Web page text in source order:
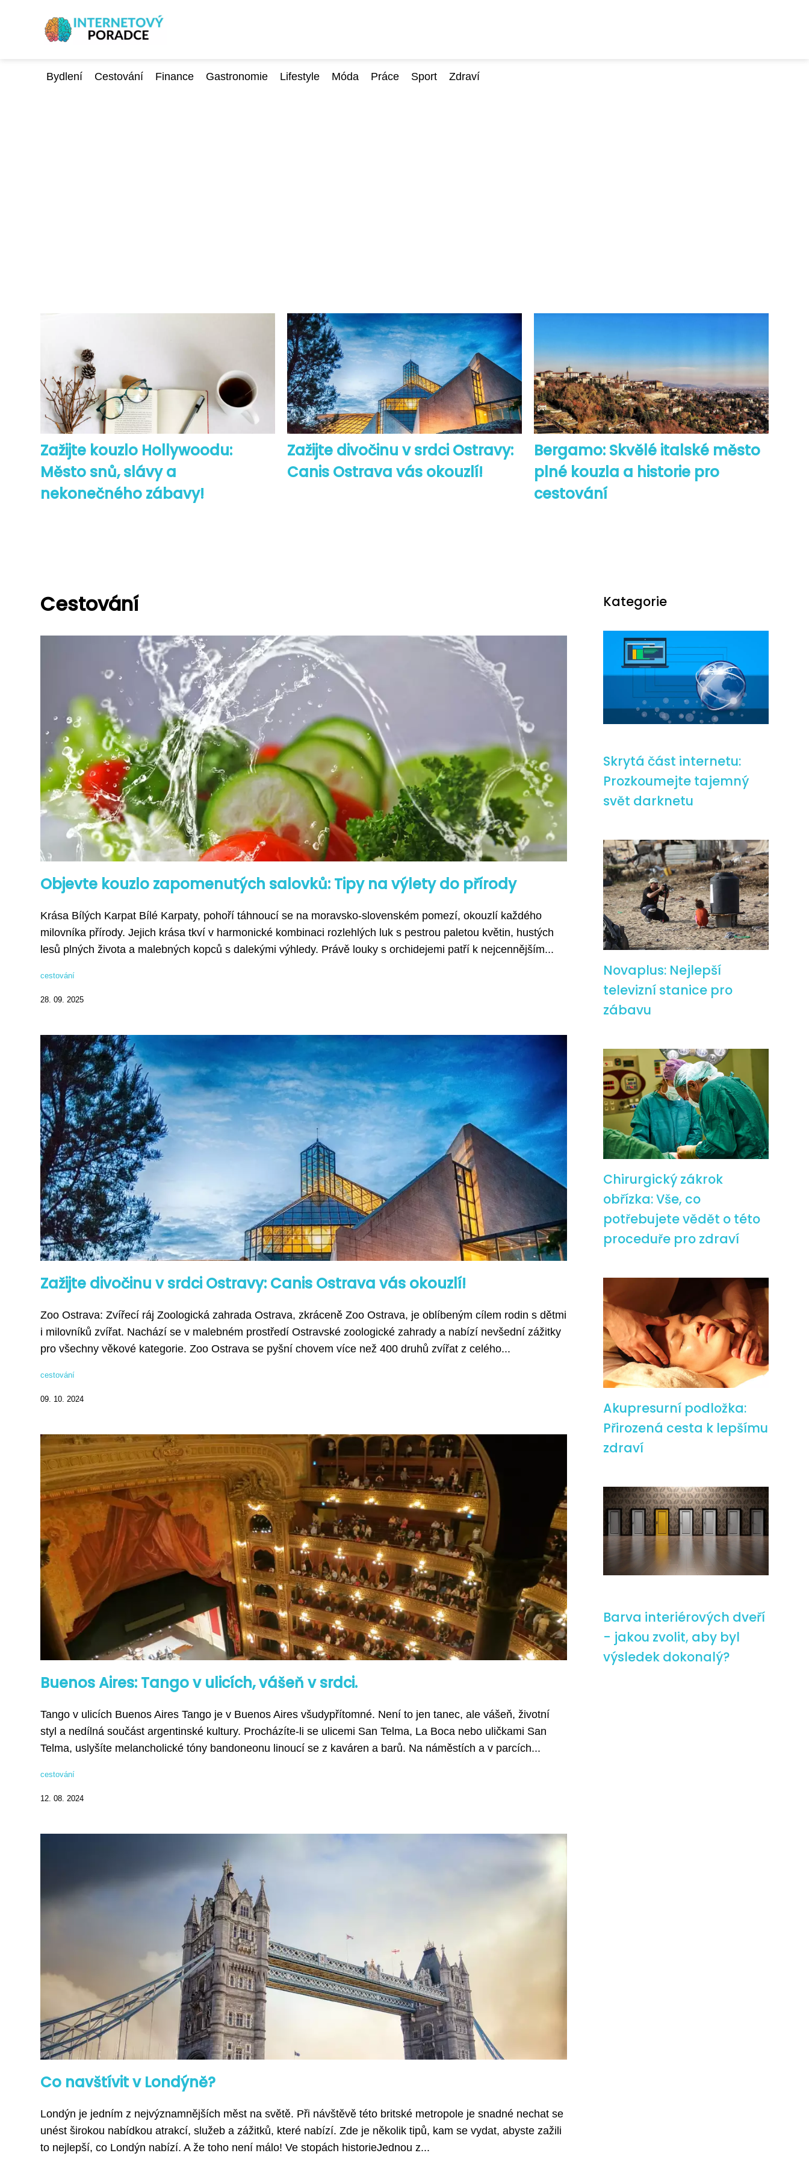
Bydlení Cestování Finance Gastronomie Lifestyle Móda Práce Sport Zdraví
Zažijte kouzlo Hollywoodu:
Město snů, slávy a
nekonečného zábavy!
Zažijte divočinu v srdci Ostravy:
Canis Ostrava vás okouzlí!
Bergamo: Skvělé italské město
plné kouzla a historie pro
cestování
Cestování
Objevte kouzlo zapomenutých salovků: Tipy na výlety do přírody
Krása Bílých Karpat Bílé Karpaty, pohoří táhnoucí se na moravsko-slovenském pomezí, okouzlí každého
milovníka přírody. Jejich krása tkví v harmonické kombinaci rozlehlých luk s pestrou paletou květin, hustých
lesů plných života a malebných kopců s dalekými výhledy. Právě louky s orchidejemi patří k nejcennějším...
cestování
28. 09. 2025
Zažijte divočinu v srdci Ostravy: Canis Ostrava vás okouzlí!
Zoo Ostrava: Zvířecí ráj Zoologická zahrada Ostrava, zkráceně Zoo Ostrava, je oblíbeným cílem rodin s dětmi
i milovníků zvířat. Nachází se v malebném prostředí Ostravské zoologické zahrady a nabízí nevšední zážitky
pro všechny věkové kategorie. Zoo Ostrava se pyšní chovem více než 400 druhů zvířat z celého...
cestování
09. 10. 2024
Buenos Aires: Tango v ulicích, vášeň v srdci.
Tango v ulicích Buenos Aires Tango je v Buenos Aires všudypřítomné. Není to jen tanec, ale vášeň, životní
styl a nedílná součást argentinské kultury. Procházíte-li se ulicemi San Telma, La Boca nebo uličkami San
Telma, uslyšíte melancholické tóny bandoneonu linoucí se z kaváren a barů. Na náměstích a v parcích...
cestování
12. 08. 2024
Co navštívit v Londýně?
Londýn je jedním z nejvýznamnějších měst na světě. Při návštěvě této britské metropole je snadné nechat se
unést širokou nabídkou atrakcí, služeb a zážitků, které nabízí. Zde je několik tipů, kam se vydat, abyste zažili
to nejlepší, co Londýn nabízí. A že toho není málo! Ve stopách historieJednou z...
Kategorie
Skrytá část internetu:
Prozkoumejte tajemný
svět darknetu
Novaplus: Nejlepší
televizní stanice pro
zábavu
Chirurgický zákrok
obřízka: Vše, co
potřebujete vědět o této
proceduře pro zdraví
Akupresurní podložka:
Přirozená cesta k lepšímu
zdraví
Barva interiérových dveří
- jakou zvolit, aby byl
výsledek dokonalý?